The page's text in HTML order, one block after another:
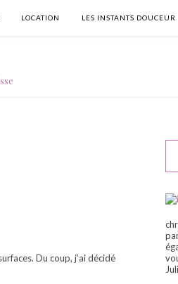
LOCATION LES INSTANTS DOUCEUR
Du coup, j’ai décidé